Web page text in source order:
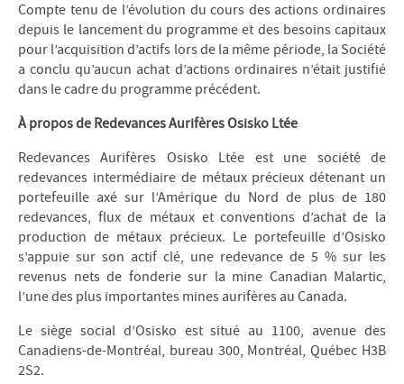
Compte tenu de l’évolution du cours des actions ordinaires
depuis le lancement du programme et des besoins capitaux
pour l’acquisition d’actifs lors de la même période, la Société
a conclu qu’aucun achat d’actions ordinaires n’était justifié
dans le cadre du programme précédent.
À propos de Redevances Aurifères Osisko Ltée
Redevances Aurifères Osisko Ltée est une société de
redevances intermédiaire de métaux précieux détenant un
portefeuille axé sur l’Amérique du Nord de plus de 180
redevances, flux de métaux et conventions d’achat de la
production de métaux précieux. Le portefeuille d’Osisko
s’appuie sur son actif clé, une redevance de 5 % sur les
revenus nets de fonderie sur la mine Canadian Malartic,
l’une des plus importantes mines aurifères au Canada.
Le siège social d’Osisko est situé au 1100, avenue des
Canadiens-de-Montréal, bureau 300, Montréal, Québec H3B
2S2.